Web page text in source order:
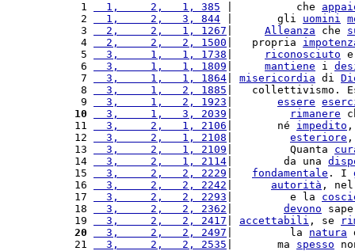
1
  1,     2,   1, 385
|          che
2
  1,     2,   3, 844
|       gli uomini
3
  2,     2,   1, 1267
Alleanza che
4
  2,     2,   2, 1500
|   propria
5
  3,     1,   1, 1738
riconosciuto
6
  3,     1,   1, 1809
mantiene i
7
  3,     1,   1, 1864
misericordia di
8
  3,     1,   2, 1885
|   collettivismo.
9
  3,     1,   2, 1923
essere
10
  3,     1,   3, 2039
rimanere
11
  3,     2,   1, 2106
|       né impedito
12
  3,     2,   1, 2108
esteriore
13
  3,     2,   1, 2109
|         Quanta
14
  3,     2,   1, 2114
|        da una
15
  3,     2,   2, 2229
fondamentale . I
16
  3,     2,   2, 2242
autorità ,
17
  3,     2,   2, 2293
|         e la
18
  3,     2,   2, 2362
devono
19
  3,     2,   2, 2417
accettabili , se
20
  3,     2,   2, 2497
|         la natura
21
  3,     2,   2, 2535
|       ma spesso